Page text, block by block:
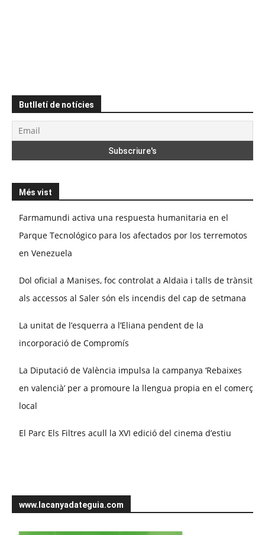
Butlletí de notícies
Més vist
Farmamundi activa una respuesta humanitaria en el
Parque Tecnológico para los afectados por los terremotos
en Venezuela
Dol oficial a Manises, foc controlat a Aldaia i talls de trànsit
als accessos al Saler són els incendis del cap de setmana
La unitat de l’esquerra a l’Eliana pendent de la
incorporació de Compromís
La Diputació de València impulsa la campanya ‘Rebaixes
en valencià’ per a promoure la llengua propia en el comerç
local
El Parc Els Filtres acull la XVI edició del cinema d’estiu
www.lacanyadateguia.com